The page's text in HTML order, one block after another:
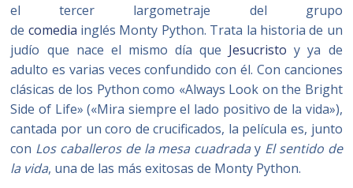
el tercer largometraje del grupo
de comedia inglés Monty Python. Trata la historia de un
judío que nace el mismo día que Jesucristo y ya de
adulto es varias veces confundido con él. Con canciones
clásicas de los Python como «Always Look on the Bright
Side of Life» («Mira siempre el lado positivo de la vida»),
cantada por un coro de crucificados, la película es, junto
con Los caballeros de la mesa cuadrada y El sentido de
la vida, una de las más exitosas de Monty Python.